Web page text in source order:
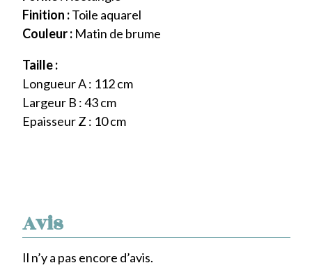
Avis
Il n’y a pas encore d’avis.
Finition :Toile aquarel
Couleur : Matin de brume
Taille :
Longueur A : 112 cm
Largeur B : 43 cm
Epaisseur Z : 10 cm